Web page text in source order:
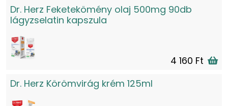
Dr. Herz Feketekömény olaj 500mg 90db
lágyzselatin kapszula
4 160 Ft
Dr. Herz Körömvirág krém 125ml